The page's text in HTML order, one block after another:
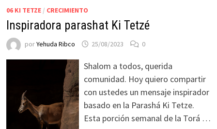
06 KI TETZE/ CRECIMIENTO
Inspiradora parashat Ki Tetzé
porYehuda Ribco 25/08/2023 0
Shalom a todos, querida
comunidad. Hoy quiero compartir
con ustedes un mensaje inspirador
basado en la Parashá Ki Tetze.
Esta porción semanal de la Torá …